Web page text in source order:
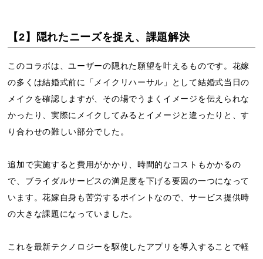
【2】隠れたニーズを捉え、課題解決
このコラボは、ユーザーの隠れた願望を叶えるものです。花嫁
の多くは結婚式前に「メイクリハーサル」として結婚式当日の
メイクを確認しますが、その場でうまくイメージを伝えられな
かったり、実際にメイクしてみるとイメージと違ったりと、す
り合わせの難しい部分でした。
追加で実施すると費用がかかり、時間的なコストもかかるの
で、ブライダルサービスの満足度を下げる要因の一つになって
います。花嫁自身も苦労するポイントなので、サービス提供時
の大きな課題になっていました。
これを最新テクノロジーを駆使したアプリを導入することで軽